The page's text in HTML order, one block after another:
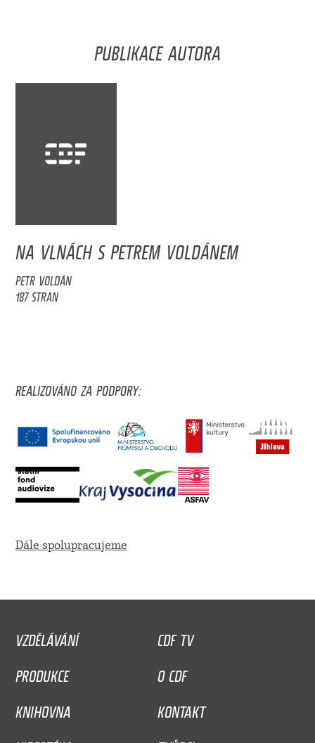
PUBLIKACE AUTORA
NA VLNÁCH S PETREM VOLDÁNEM
PETR VOLDÁN
187 STRAN
REALIZOVÁNO ZA PODPORY:
Dále spolupracujeme
VZDĚLÁVÁNÍ
CDF TV
PRODUKCE
O CDF
KNIHOVNA
KONTAKT